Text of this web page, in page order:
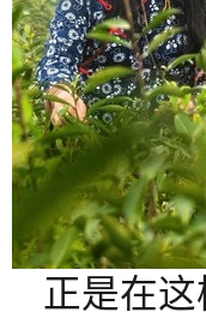
正是在